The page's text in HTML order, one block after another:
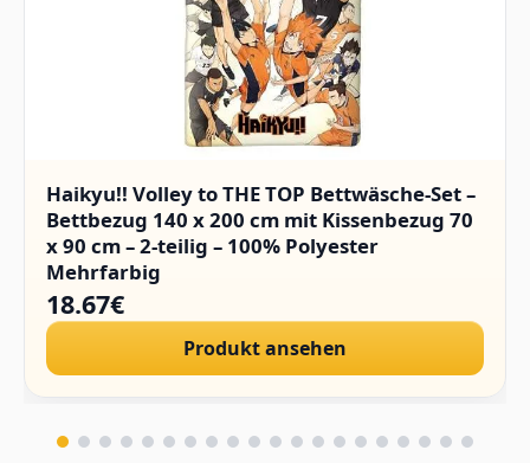
Haikyu!! Volley to THE TOP Bettwäsche-Set –
Bettbezug 140 x 200 cm mit Kissenbezug 70
x 90 cm – 2-teilig – 100% Polyester
Mehrfarbig
18.67€
Produkt ansehen